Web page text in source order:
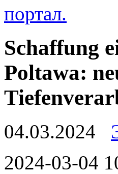
Schaffung
Poltawa:
04.03.2024
2024-03-04